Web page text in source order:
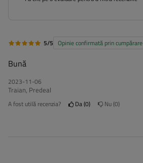
5/5 Opinie confirmată prin cumpărare
Bună
2023-11-06
Traian, Predeal
A fost utilă recenzia? Da 0 Nu 0